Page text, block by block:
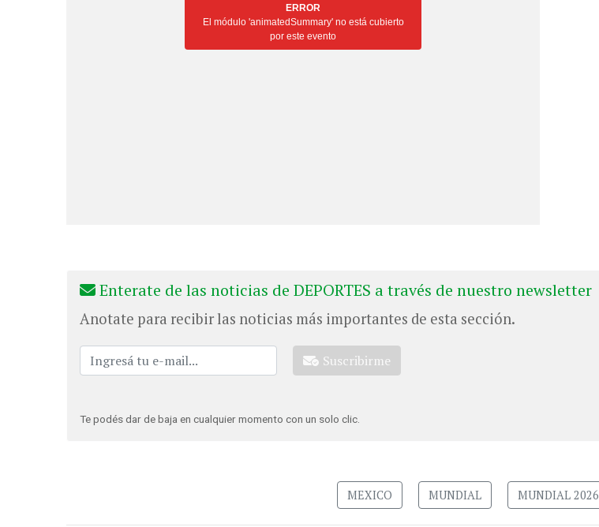
Enterate de las noticias de DEPORTES a través de nuestro newsletter
Anotate para recibir las noticias más importantes de esta sección.
Suscribirme
Te podés dar de baja en cualquier momento con un solo clic.
MEXICO MUNDIAL MUNDIAL 2026